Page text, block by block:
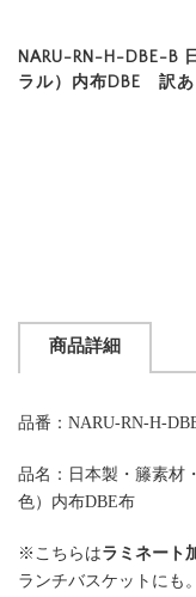
NARU-RN-H-DBE-B
ラル）内布DBE 訳あ
商品詳細
品番：NARU-RN-H-
品名：日本製・籐素材
色）内布DBE布
※こちらはラミネート
ランチバスケットにも